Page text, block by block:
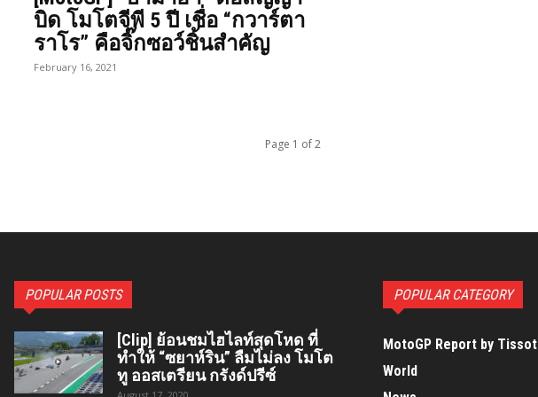
บิด โมโตจีพี 5 ปี เชื่อ “กวาร์ตา
ราโร” คือจิ๊กซอว์ชิ้นสำคัญ
February 16, 2021
Page 1 of 2
POPULAR POSTS
[Clip] ย้อนชมไฮไลท์สุดโหด ที่
ทำให้ “ซยาห์ริน” ลืมไม่ลง โมโต
ทู ออสเตรียน กรังด์ปรีซ์
POPULAR CATEGORY
MotoGP Report by Tissot
World